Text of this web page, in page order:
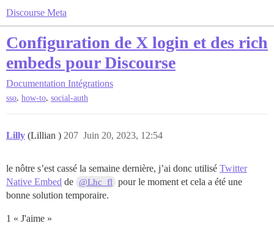
Discourse Meta
Configuration de X login et des rich
embeds pour Discourse
Documentation Intégrations
sso, how-to, social-auth
Lilly (Lillian ) Juin 20, 2023, 12:54
207
le nôtre s’est cassé la semaine dernière, j’ai donc utilisé Twitter
Native Embed de @Lhc_fl pour le moment et cela a été une
bonne solution temporaire.
1 « J'aime »